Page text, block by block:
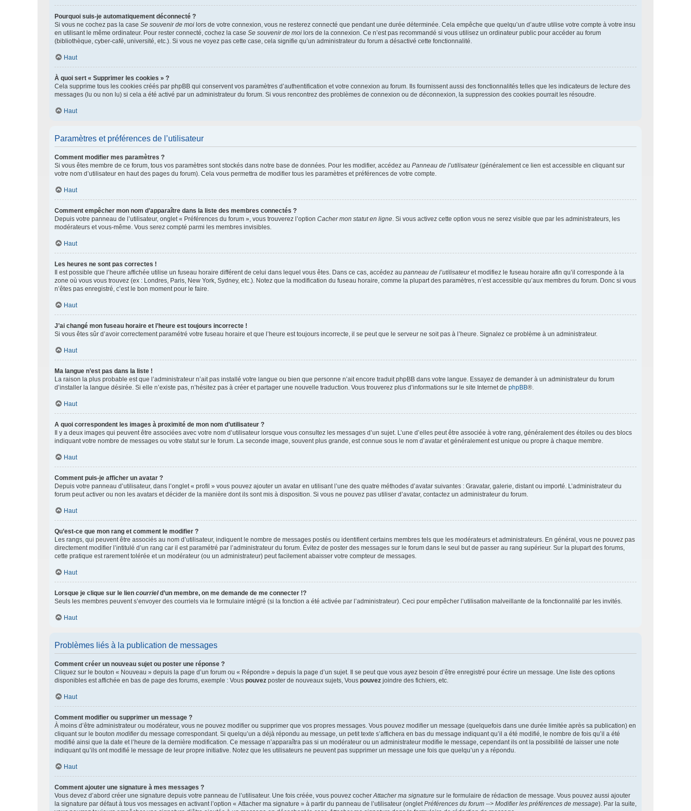
Pourquoi suis-je automatiquement déconnecté ?
Si vous ne cochez pas la case Se souvenir de moi lors de votre connexion, vous ne resterez connecté que pendant une durée déterminée. Cela empêche que quelqu’un d’autre utilise votre compte à votre insu
en utilisant le même ordinateur. Pour rester connecté, cochez la case Se souvenir de moi lors de la connexion. Ce n’est pas recommandé si vous utilisez un ordinateur public pour accéder au forum
(bibliothèque, cyber-café, université, etc.). Si vous ne voyez pas cette case, cela signifie qu’un administrateur du forum a désactivé cette fonctionnalité.
Haut
À quoi sert « Supprimer les cookies » ?
Cela supprime tous les cookies créés par phpBB qui conservent vos paramètres d’authentification et votre connexion au forum. Ils fournissent aussi des fonctionnalités telles que les indicateurs de lecture des
messages (lu ou non lu) si cela a été activé par un administrateur du forum. Si vous rencontrez des problèmes de connexion ou de déconnexion, la suppression des cookies pourrait les résoudre.
Haut
Paramètres et préférences de l’utilisateur
Comment modifier mes paramètres ?
Si vous êtes membre de ce forum, tous vos paramètres sont stockés dans notre base de données. Pour les modifier, accédez au Panneau de l’utilisateur(généralement ce lien est accessible en cliquant sur
votre nom d’utilisateur en haut des pages du forum). Cela vous permettra de modifier tous les paramètres et préférences de votre compte.
Haut
Comment empêcher mon nom d’apparaître dans la liste des membres connectés ?
Depuis votre panneau de l’utilisateur, onglet « Préférences du forum », vous trouverez l’option Cacher mon statut en ligne. Si vous activez cette option vous ne serez visible que par les administrateurs, les
modérateurs et vous-même. Vous serez compté parmi les membres invisibles.
Haut
Les heures ne sont pas correctes !
Il est possible que l’heure affichée utilise un fuseau horaire différent de celui dans lequel vous êtes. Dans ce cas, accédez au panneau de l’utilisateuret modifiez le fuseau horaire afin qu’il corresponde à la
zone où vous vous trouvez (ex : Londres, Paris, New York, Sydney, etc.). Notez que la modification du fuseau horaire, comme la plupart des paramètres, n’est accessible qu’aux membres du forum. Donc si vous
n’êtes pas enregistré, c’est le bon moment pour le faire.
Haut
J’ai changé mon fuseau horaire et l’heure est toujours incorrecte !
Si vous êtes sûr d’avoir correctement paramétré votre fuseau horaire et que l’heure est toujours incorrecte, il se peut que le serveur ne soit pas à l’heure. Signalez ce problème à un administrateur.
Haut
Ma langue n’est pas dans la liste !
La raison la plus probable est que l’administrateur n’ait pas installé votre langue ou bien que personne n’ait encore traduit phpBB dans votre langue. Essayez de demander à un administrateur du forum
d’installer la langue désirée. Si elle n’existe pas, n’hésitez pas à créer et partager une nouvelle traduction. Vous trouverez plus d’informations sur le site Internet de phpBB®.
Haut
A quoi correspondent les images à proximité de mon nom d’utilisateur ?
Il y a deux images qui peuvent être associées avec votre nom d’utilisateur lorsque vous consultez les messages d’un sujet. L’une d’elles peut être associée à votre rang, généralement des étoiles ou des blocs
indiquant votre nombre de messages ou votre statut sur le forum. La seconde image, souvent plus grande, est connue sous le nom d’avatar et généralement est unique ou propre à chaque membre.
Haut
Comment puis-je afficher un avatar ?
Depuis votre panneau d’utilisateur, dans l’onglet « profil » vous pouvez ajouter un avatar en utilisant l’une des quatre méthodes d’avatar suivantes : Gravatar, galerie, distant ou importé. L’administrateur du
forum peut activer ou non les avatars et décider de la manière dont ils sont mis à disposition. Si vous ne pouvez pas utiliser d’avatar, contactez un administrateur du forum.
Haut
Qu’est-ce que mon rang et comment le modifier ?
Les rangs, qui peuvent être associés au nom d’utilisateur, indiquent le nombre de messages postés ou identifient certains membres tels que les modérateurs et administrateurs. En général, vous ne pouvez pas
directement modifier l’intitulé d’un rang car il est paramétré par l’administrateur du forum. Évitez de poster des messages sur le forum dans le seul but de passer au rang supérieur. Sur la plupart des forums,
cette pratique est rarement tolérée et un modérateur (ou un administrateur) peut facilement abaisser votre compteur de messages.
Haut
Lorsque je clique sur le lien courrield’un membre, on me demande de me connecter !?
Seuls les membres peuvent s’envoyer des courriels via le formulaire intégré (si la fonction a été activée par l’administrateur). Ceci pour empêcher l’utilisation malveillante de la fonctionnalité par les invités.
Haut
Problèmes liés à la publication de messages
Comment créer un nouveau sujet ou poster une réponse ?
Cliquez sur le bouton « Nouveau » depuis la page d’un forum ou « Répondre » depuis la page d’un sujet. Il se peut que vous ayez besoin d’être enregistré pour écrire un message. Une liste des options
disponibles est affichée en bas de page des forums, exemple : Vous pouvez poster de nouveaux sujets, Vous pouvez joindre des fichiers, etc.
Haut
Comment modifier ou supprimer un message ?
À moins d’être administrateur ou modérateur, vous ne pouvez modifier ou supprimer que vos propres messages. Vous pouvez modifier un message (quelquefois dans une durée limitée après sa publication) en
cliquant sur le bouton modifierdu message correspondant. Si quelqu’un a déjà répondu au message, un petit texte s’affichera en bas du message indiquant qu’il a été modifié, le nombre de fois qu’il a été
modifié ainsi que la date et l’heure de la dernière modification. Ce message n’apparaîtra pas si un modérateur ou un administrateur modifie le message, cependant ils ont la possibilité de laisser une note
indiquant qu’ils ont modifié le message de leur propre initiative. Notez que les utilisateurs ne peuvent pas supprimer un message une fois que quelqu’un y a répondu.
Haut
Comment ajouter une signature à mes messages ?
Vous devez d’abord créer une signature depuis votre panneau de l’utilisateur. Une fois créée, vous pouvez cocherAttacher ma signature sur le formulaire de rédaction de message. Vous pouvez aussi ajouter
la signature par défaut à tous vos messages en activant l’option « Attacher ma signature » à partir du panneau de l’utilisateur (ongletPréférences du forum --> Modifier les préférences de message). Par la suite,